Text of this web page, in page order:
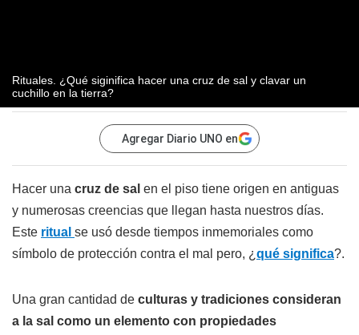
Rituales. ¿Qué siginifica hacer una cruz de sal y clavar un
cuchillo en la tierra?
Agregar Diario UNO en
Hacer una cruz de sal en el piso tiene origen en antiguas
y numerosas creencias que llegan hasta nuestros días.
Este ritual se usó desde tiempos inmemoriales como
símbolo de protección contra el mal pero, ¿qué significa?.
Una gran cantidad de culturas y tradiciones consideran
a la sal como un elemento con propiedades